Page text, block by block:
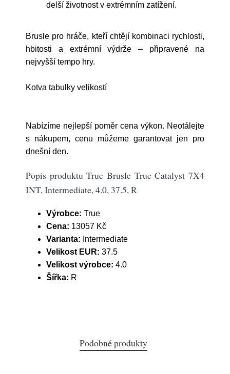
delší životnost v extrémním zatížení.
Brusle pro hráče, kteří chtějí kombinaci rychlosti,
hbitosti a extrémní výdrže – připravené na
nejvyšší tempo hry.
Kotva tabulky velikostí
Nabízíme nejlepší poměr cena výkon. Neotálejte
s nákupem, cenu můžeme garantovat jen pro
dnešní den.
Popis produktu True Brusle True Catalyst 7X4
INT, Intermediate, 4.0, 37.5, R
Výrobce: True
Cena: 13057 Kč
Varianta: Intermediate
Velikost EUR: 37.5
Velikost výrobce: 4.0
Šířka: R
Podobné produkty